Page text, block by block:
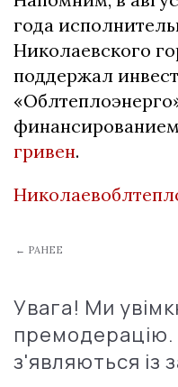
года
Николаевского
поддержал
гривен.
← РАНЕЕ
Увага! Ми
премодерацію.
з'являються із